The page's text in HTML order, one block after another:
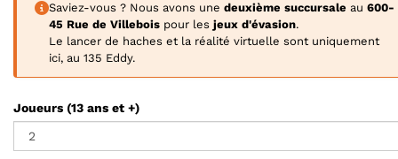
Saviez-vous ? Nous avons une deuxième succursale au 600-
45 Rue de Villebois pour les jeux d'évasion.
Le lancer de haches et la réalité virtuelle sont uniquement
ici, au 135 Eddy.
Joueurs (13 ans et +)